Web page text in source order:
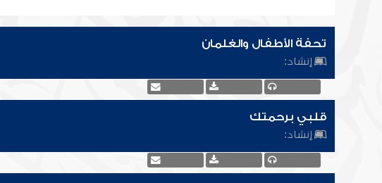
تحفة الأطفال والغلمان
إنشاد:
قلبي برحمتك
إنشاد: